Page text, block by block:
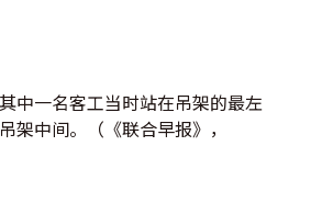
中一名客工当时站在吊架的最左
架中间。（《联合早报》，